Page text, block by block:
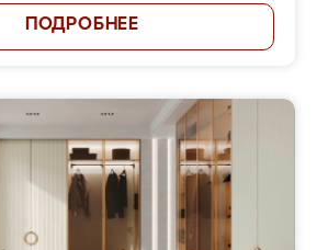
ПОДРОБНЕЕ